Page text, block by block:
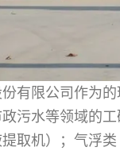
有限公司作为
污水等领域的
取机）；气浮